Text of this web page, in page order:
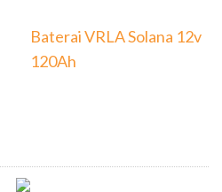
Baterai VRLA Solana 12v
120Ah